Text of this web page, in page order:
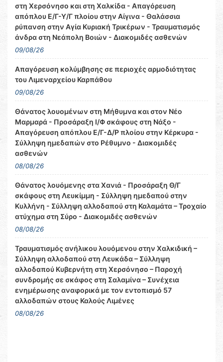
στη Χερσόνησο και στη Χαλκίδα - Απαγόρευση
απόπλου Ε/Γ-Υ/Γ πλοίου στην Αίγινα - Θαλάσσια
ρύπανση στην Αγία Κυριακή Τρικέρων - Τραυματισμός
άνδρα στη Νεάπολη Βοιών - Διακομιδές ασθενών
09/08/26
Απαγόρευση κολύμβησης σε περιοχές αρμοδιότητας
του Λιμεναρχείου Καρπάθου
09/08/26
Θάνατος λουομένων στη Μήθυμνα και στον Νέο
Μαρμαρά - Προσάραξη Ι/Φ σκάφους στη Νάξο -
Απαγόρευση απόπλου Ε/Γ-Δ/Ρ πλοίου στην Κέρκυρα -
Σύλληψη ημεδαπών στο Ρέθυμνο - Διακομιδές
ασθενών
08/08/26
Θάνατος λουόμενης στα Χανιά - Προσάραξη Θ/Γ
σκάφους στη Λευκίμμη - Σύλληψη ημεδαπού στην
Κυλλήνη - Σύλληψη αλλοδαπού στη Καλαμάτα – Τροχαίο
ατύχημα στη Σύρο - Διακομιδές ασθενών
08/08/26
Τραυματισμός ανήλικου λουόμενου στην Χαλκιδική –
Σύλληψη αλλοδαπού στη Λευκάδα – Σύλληψη
αλλοδαπού Κυβερνήτη στη Χερσόνησο – Παροχή
συνδρομής σε σκάφος στη Σαλαμίνα – Συνέχεια
ενημέρωσης αναφορικά με τον εντοπισμό 57
αλλοδαπών στους Καλούς Λιμένες
08/08/26